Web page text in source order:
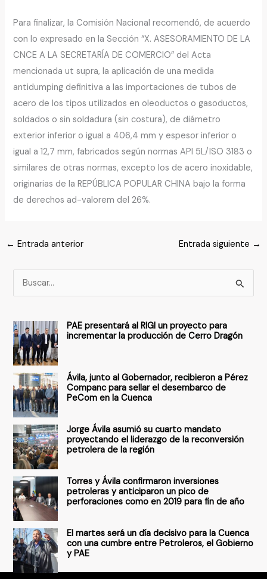
Para finalizar, la Comisión Nacional recomendó, de acuerdo
con lo expresado en la Sección “X. ASESORAMIENTO DE LA
CNCE A LA SECRETARÍA DE COMERCIO” del Acta
mencionada ut supra, la aplicación de una medida
antidumping definitiva a las importaciones de tubos de
acero de los tipos utilizados en oleoductos o gasoductos,
soldados o sin soldadura (sin costura), de diámetro
exterior inferior o igual a 406,4 mm y espesor inferior o
igual a 12,7 mm, fabricados según normas API 5L/ISO 3183 o
similares de otras normas, excepto los de acero inoxidable,
originarias de la REPÚBLICA POPULAR CHINA bajo la forma
de derechos ad-valorem del 26%.
← Entrada anterior Entrada siguiente →
u
c
a
r
o
r
:
PAE presentará al RIGI un proyecto para
incrementar la producción de Cerro Dragón
Ávila, junto al Gobernador, recibieron a Pérez
Companc para sellar el desembarco de
PeCom en la Cuenca
Jorge Ávila asumió su cuarto mandato
proyectando el liderazgo de la reconversión
petrolera de la región
Torres y Ávila confirmaron inversiones
petroleras y anticiparon un pico de
perforaciones como en 2019 para fin de año
El martes será un día decisivo para la Cuenca
con una cumbre entre Petroleros, el Gobierno
y PAE